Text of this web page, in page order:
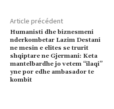
Article précédent
Humanisti dhe biznesmeni
nderkombetar Lazim Destani
ne mesin e elites se trurit
shqiptare ne Gjermani: Keta
mantelbardhe jo vetem “ilaqi”
yne por edhe ambasador te
kombit